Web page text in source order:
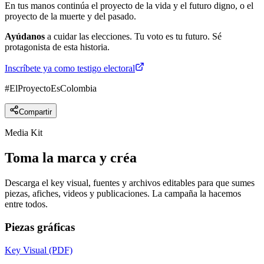
En tus manos continúa el proyecto de la vida y el futuro digno, o el
proyecto de la muerte y del pasado.
Ayúdanos a cuidar las elecciones. Tu voto es tu futuro. Sé
protagonista de esta historia.
Inscríbete ya como testigo electoral
#ElProyectoEsColombia
Compartir
Media Kit
Toma la marca y créa
Descarga el key visual, fuentes y archivos editables para que sumes
piezas, afiches, videos y publicaciones. La campaña la hacemos
entre todos.
Piezas gráficas
Key Visual (PDF)